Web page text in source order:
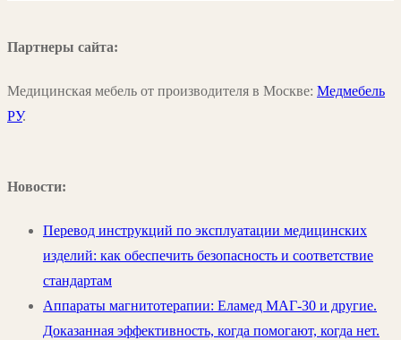
Партнеры сайта:
Медицинская мебель от производителя в Москве: Медмебель
РУ.
Новости:
Перевод инструкций по эксплуатации медицинских
изделий: как обеспечить безопасность и соответствие
стандартам
Аппараты магнитотерапии: Еламед МАГ-30 и другие.
Доказанная эффективность, когда помогают, когда нет.